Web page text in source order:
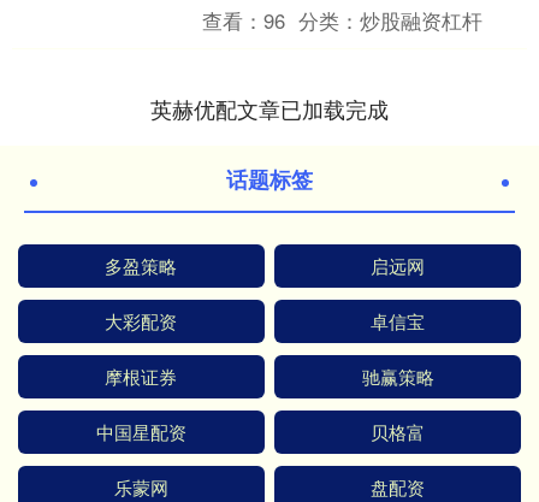
人气 以节兴市促消费 3月26日是纳西族
标志性民俗节日—....
查看：96 分类：炒股融资杠杆
英赫优配文章已加载完成
话题标签
多盈策略 启远网
大彩配资 卓信宝
摩根证券 驰赢策略
中国星配资 贝格富
乐蒙网 盘配资